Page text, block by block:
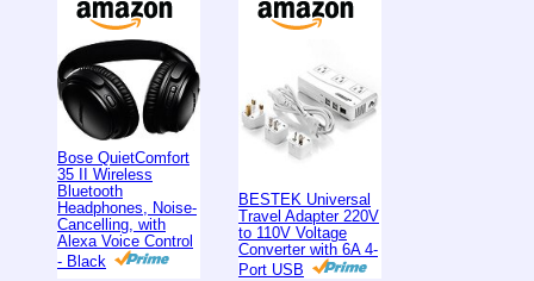
Bose QuietComfort
35 II Wireless
Bluetooth
Headphones, Noise-
Cancelling, with
Alexa Voice Control
- Black
BESTEK Universal
Travel Adapter 220V
to 110V Voltage
Converter with 6A 4-
Port USB